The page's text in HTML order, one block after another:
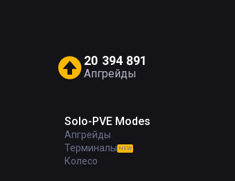
20 394 891
Апгрейды
Solo-PVE Modes
Апгрейды
Терминалы NEW
Колесо